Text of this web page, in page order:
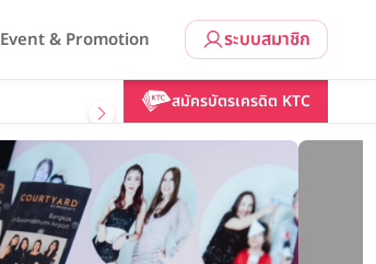
ระบบสมาชิก
Event & Promotion
สมัครบัตรเครดิต KTC
คลิกขอแพ็กเกจ